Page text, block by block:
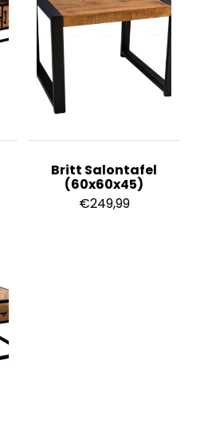
Britt Salontafel
(60x60x45)
€249,99